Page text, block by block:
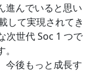
進んでいると思い
して実現されてき
次世代 Soc 1 つで
今後もっと成長す